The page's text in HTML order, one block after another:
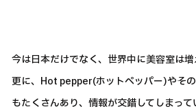
今は日本だけでなく、世界中に美容室は増
更に、Hot pepper(ホットペッパー)やそ
もたくさんあり、情報が交錯してしまっ